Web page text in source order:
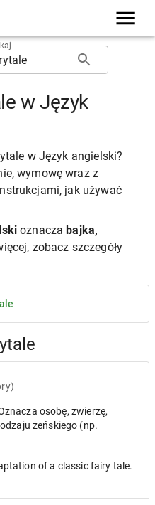
w Język
w Język angielski?
wymowę wraz z
jak używać
oznaczabajka,
zobacz szczegóły
osobę, zwierzę,
żeńskiego (np.
of a classic fairy tale.